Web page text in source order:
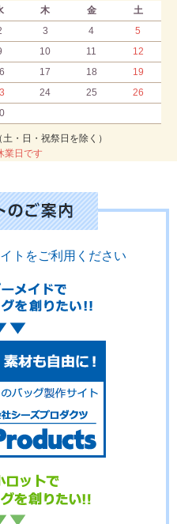
木 金
土
3 4
5
10 11
12
17 18
19
24 25
26
・日・祝祭日を除く）
業日です
トをご利用ください